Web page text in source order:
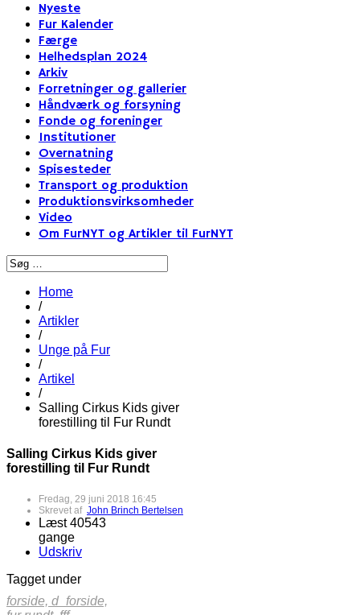
Nyeste
Fur Kalender
Færge
Helhedsplan 2024
Arkiv
Forretninger og gallerier
Håndværk og forsyning
Fonde og foreninger
Institutioner
Overnatning
Spisesteder
Transport og produktion
Produktionsvirksomheder
Video
Om FurNYT og Artikler til FurNYT
Home
/
Artikler
/
Unge på Fur
/
Artikel
/
Salling Cirkus Kids giver
forestilling til Fur Rundt
Salling Cirkus Kids giver
forestilling til Fur Rundt
Fredag, 29 juni 2018 16:45
Skrevet af John Brinch Bertelsen
Læst 40543
gange
Udskriv
Tagget under
forside, d_forside,